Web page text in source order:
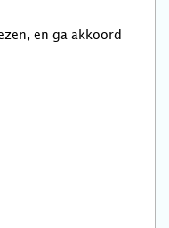
en ga akkoord